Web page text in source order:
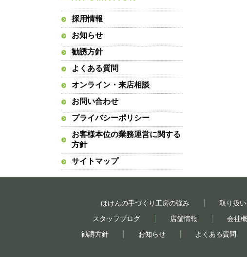
採用情報
お知らせ
勧誘方針
よくある質問
オンライン・来店相談
お問い合わせ
プライバシーポリシー
お客様本位の業務運営に関する
方針
サイトマップ
ほけんの手づくり工房の強み 取り扱
スタッフブログ
店舗情報 会社
勧誘方針
お知らせ よくある質問